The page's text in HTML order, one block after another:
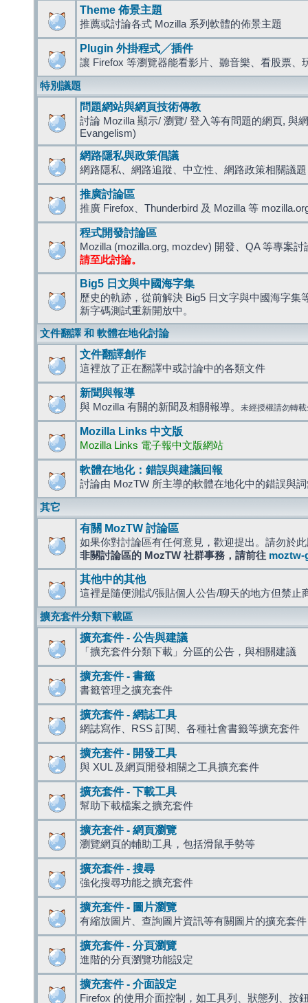
Theme 佈景主題
推薦或討論各式 Mozilla 系列軟體的佈景主題
Plugin 外掛程式╱插件
讓 Firefox 等瀏覽器能看影片、聽音樂、看股票、
特別議題
問題網站與網頁技術傳教
討論 Mozilla 顯示/ 瀏覽/ 登入等有問題的網頁, 與
Evangelism)
網路隱私與政策倡議
網路隱私、網路追蹤、中立性、網路政策相關議題
推廣討論區
推廣 Firefox、Thunderbird 及 Mozilla 等
程式開發討論區
Mozilla (mozilla.org, mozdev) 開發、QA 等專案討
請至此討論。
Big5 日文與中國海字集
歷史的軌跡，從前解決 Big5 日文字與中國海字集
新字碼測試重新開放中。
文件翻譯 和 軟體在地化討論
文件翻譯創作
這裡放了正在翻譯中或討論中的各類文件
新聞與報導
與 Mozilla 有關的新聞及相關報導。 未經授權請勿轉
Mozilla Links 中文版
Mozilla Links 電子報中文版網站
軟體在地化：錯誤與建議回報
討論由 MozTW 所主導的軟體在地化中的錯誤與
其它
有關 MozTW 討論區
如果你對討論區有任何意見，歡迎提出。請勿於
非關討論區的 MozTW 社群事務，請前往 moztw-
其他中的其他
這裡是隨便測試/張貼個人公告/聊天的地方但禁止
擴充套件分類下載區
擴充套件 - 公告與建議
「擴充套件分類下載」分區的公告，與相關建議
擴充套件 - 書籤
書籤管理之擴充套件
擴充套件 - 網誌工具
網誌寫作、RSS 訂閱、各種社會書籤等擴充套件
擴充套件 - 開發工具
與 XUL 及網頁開發相關之工具擴充套件
擴充套件 - 下載工具
幫助下載檔案之擴充套件
擴充套件 - 網頁瀏覽
瀏覽網頁的輔助工具，包括滑鼠手勢等
擴充套件 - 搜尋
強化搜尋功能之擴充套件
擴充套件 - 圖片瀏覽
有縮放圖片、查詢圖片資訊等有關圖片的擴充套件
擴充套件 - 分頁瀏覽
進階的分頁瀏覽功能設定
擴充套件 - 介面設定
Firefox 的使用介面控制，如工具列、狀態列、按